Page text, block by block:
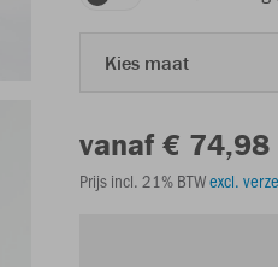
Kies maat
vanaf € 74,98
Prijs incl. 21% BTWexcl.